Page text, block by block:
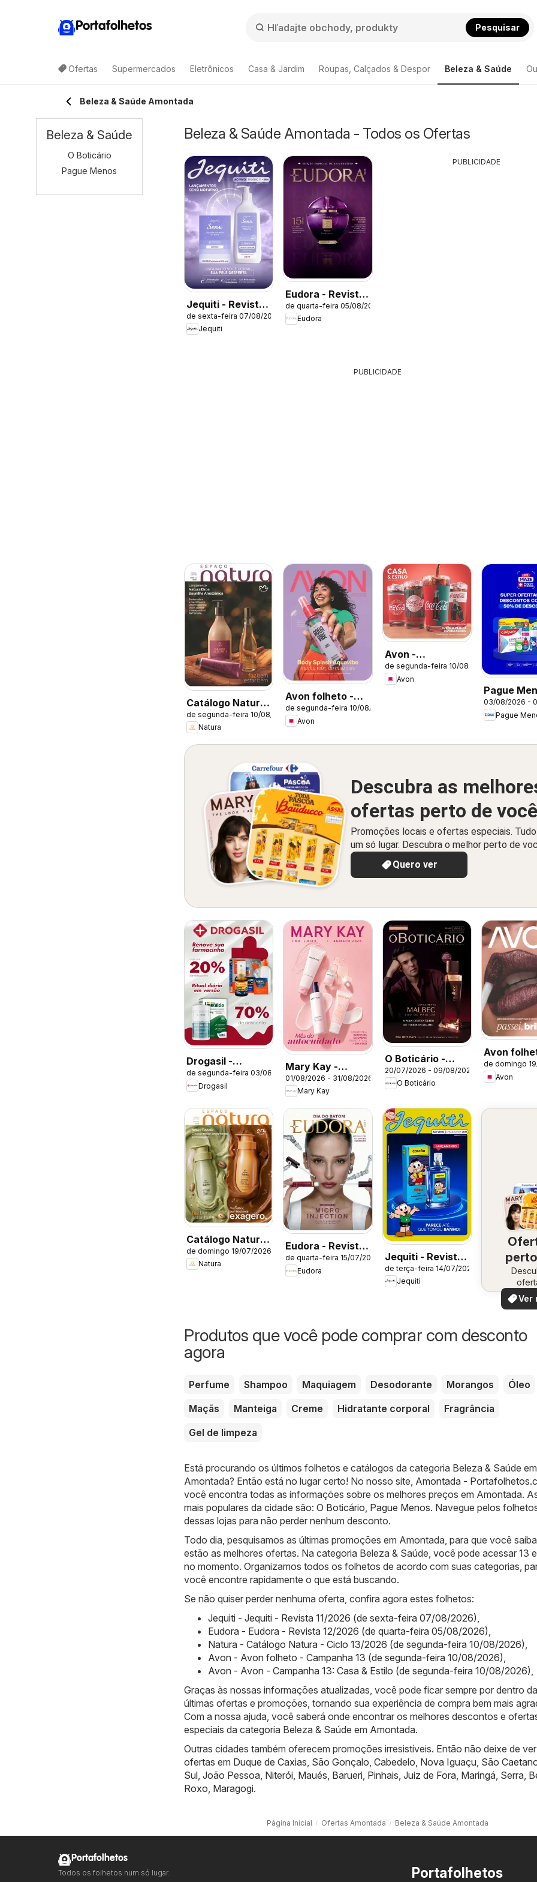
Portafolhetos Pesquisar
Ofertas Supermercados Eletrônicos Casa & Jardim Roupas, Calçados & Despor Beleza & Saúde
Beleza & Saúde Amontada
Beleza & Saúde Amontada - Todos os Ofertas
Jequiti - Revista
11/2026
de sexta-feira 07/08/2026
Jequiti
Eudora - Revista
12/2026
de quarta-feira 05/08/2026
Eudora
PUBLICIDADE
PUBLICIDADE
Catálogo Natura
- Ciclo 13/2026
de segunda-feira 10/08/2026
Natura
Avon folheto -
Campanha 13
de segunda-feira 10/08/2026
Avon
Avon -
Campanha 13:
Casa & Estilo
de segunda-feira 10/08/2026
Avon
Pague
Catálogo
03/08/2026 -
Pague
Descubra as
ofertas perto de você
Promoções locais e ofertas especiais.
um só lugar. Descubra o melhor perto de
Quero ver
Drogasil -
Catálogo atual
de segunda-feira 03/08/2026
Drogasil
Mary Kay -
Catálogo Agosto
2026
01/08/2026 - 31/08/2026
Mary Kay
O Boticário -
Ciclo 11/2026
20/07/2026 - 09/08/2026
O Boticário
Avon
Campanha
de domingo
Avon
Catálogo Natura
- Ciclo 12/2026
de domingo 19/07/2026
Natura
Eudora - Revista
11/2026
de quarta-feira 15/07/2026
Eudora
Jequiti - Revista
10/2026
de terça-feira 14/07/2026
Jequiti
Ver
Produtos que você pode comprar com desconto
agora
Perfume Shampoo Maquiagem Desodorante Morangos
Óleo
Maçãs
Manteiga Creme Hidratante corporal
Fragrância
Gel de limpeza
Está procurando os últimos folhetos e catálogos da categoria Beleza & Saúde em
Amontada? Então está no lugar certo! No nosso site, Amontada -
você encontra todas as informações sobre os melhores preços em Amontada.
mais populares da cidade são: O Boticário Pague Menos. Navegue pelos
dessas lojas para não perder nenhum desconto.
Todo dia, pesquisamos as últimas promoções em Amontada, para que você
estão as melhores ofertas. Na categoria Beleza & Saúde, você pode acessar 13
no momento. Organizamos todos os folhetos de acordo com suas categorias,
você encontre rapidamente o que está buscando.
Se não quiser perder nenhuma oferta, confira agora estes folhetos:
Jequiti - Jequiti - Revista 11/2026 (de sexta-feira 07/08/2026)
Eudora - Eudora - Revista 12/2026 (de quarta-feira 05/08/2026)
Natura - Catálogo Natura - Ciclo 13/2026 (de segunda-feira 10/08/2026)
Avon - Avon folheto - Campanha 13 (de segunda-feira 10/08/2026)
Avon - Avon - Campanha 13: Casa & Estilo (de segunda-feira 10/08/2026)
Graças às nossas informações atualizadas, você pode ficar sempre por dentro
últimas ofertas e promoções, tornando sua experiência de compra bem mais
Com a nossa ajuda, você saberá onde encontrar os melhores descontos e
especiais da categoria Beleza & Saúde em Amontada.
Outras cidades também oferecem promoções irresistíveis. Então não deixe de
ofertas em Duque de Caxias São Gonçalo Cabedelo Nova Iguaçu São
Sul João Pessoa Niterói Maués Barueri Pinhais Juiz de Fora Maringá Serra
Roxo Maragogi.
Página Inicial Ofertas Amontada Beleza & Saúde Amontada
Beleza & Saúde
O Boticário
Pague Menos
Portafolhetos
Portafolhetos
Todos os folhetos num só lugar.